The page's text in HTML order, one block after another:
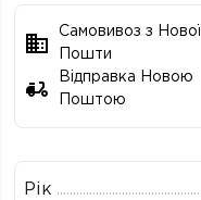
Самовивоз з Нової
Пошти
Відправка Новою
Поштою
Рік